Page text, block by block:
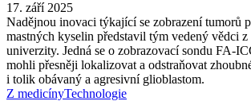
17. září 2025
Nadějnou inovaci týkající se zobrazení tumorů
mastných kyselin představil tým vedený vědci z
univerzity. Jedná se o zobrazovací sondu FA-
mohli přesněji lokalizovat a odstraňovat
i tolik obávaný a agresivní glioblastom.
Z medicínyTechnologie